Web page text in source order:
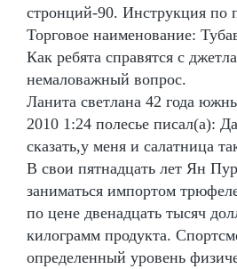
стронций-90. Инструкция по
Торговое наименование:
Как ребята справятся с
немаловажный вопрос.
Ланита светлана 42 года
2010 1:24 полесье писал(а):
сказать,у меня и салатница
В свои пятнадцать лет Ян
заниматься импортом
по цене двенадцать тысяч
килограмм продукта.
определенный уровень